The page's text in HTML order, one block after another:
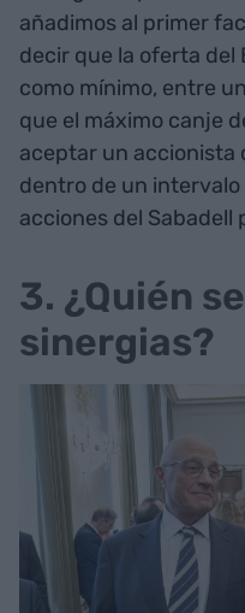
añadimos al primer
decir que la oferta del
como mínimo, entre
que el máximo canje
aceptar un accionista
dentro de un
acciones del Sabadell
3. ¿Quién
sinergias?